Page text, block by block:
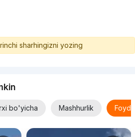
sharhingizni yozing
bo'yicha Mashhurlik